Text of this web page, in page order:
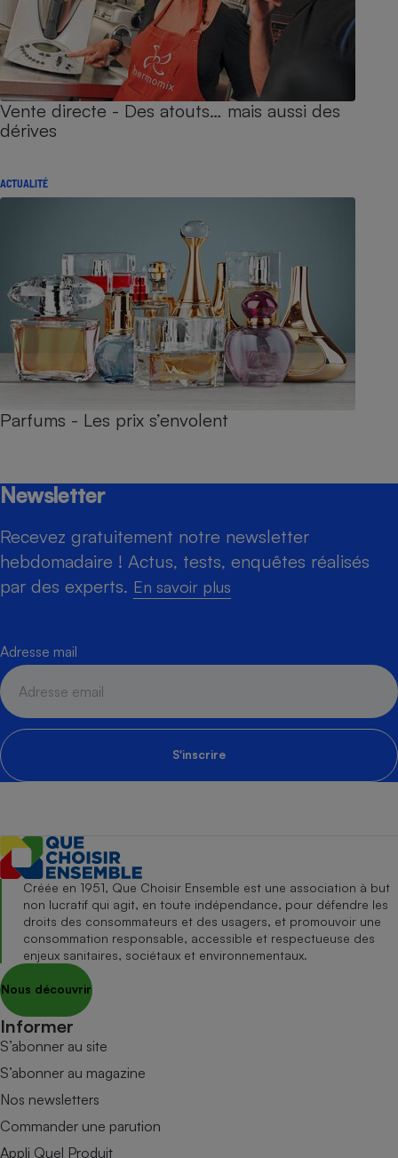
Vente directe - Des atouts… mais aussi des
dérives
ACTUALITÉ
Parfums - Les prix s’envolent
Newsletter
Recevez gratuitement notre newsletter
hebdomadaire ! Actus, tests, enquêtes réalisés
par des experts. En savoir plus
Adresse mail
S'inscrire
Créée en 1951, Que Choisir Ensemble est une association à but
non lucratif qui agit, en toute indépendance, pour défendre les
droits des consommateurs et des usagers, et promouvoir une
consommation responsable, accessible et respectueuse des
enjeux sanitaires, sociétaux et environnementaux.
Nous découvrir
Informer
S’abonner au site
S’abonner au magazine
Nos newsletters
Commander une parution
Appli Quel Produit